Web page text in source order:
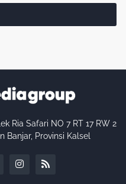
Ria Safari NO 7 RT 17 RW 2
Banjar, Provinsi Kalsel